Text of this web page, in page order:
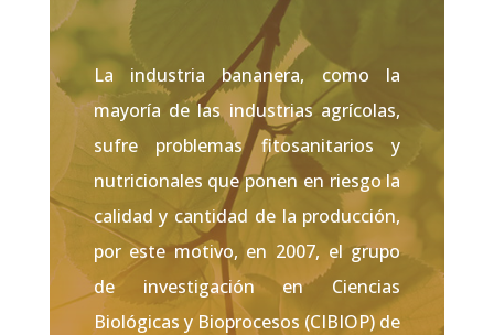
La industria bananera, como la
mayoría de las industrias agrícolas,
sufre problemas fitosanitarios y
nutricionales que ponen en riesgo la
calidad y cantidad de la producción,
por este motivo, en 2007, el grupo
de investigación en Ciencias
Biológicas y Bioprocesos (CIBIOP) de